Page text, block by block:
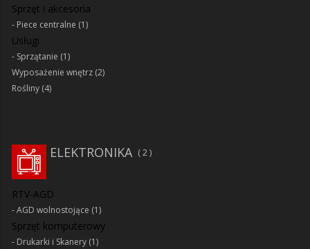
Sprzęt i akcesoria
Piece centralne (1)
Usługi
Sprzątanie (1)
Wyposażenie wnętrz (2)
Rośliny (4)
2
ELEKTRONIKA
RTV-AGD
AGD wolnostojące (1)
Sprzęt komputerowy
Drukarki i Skanery (1)